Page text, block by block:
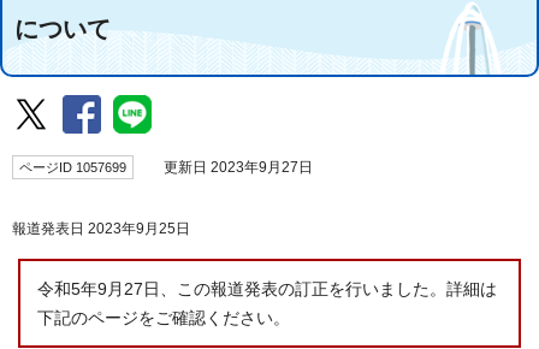
について
ページID 1057699 更新日 2023年9月27日
報道発表日 2023年9月25日
令和5年9月27日、この報道発表の訂正を行いました。詳細は
下記のページをご確認ください。